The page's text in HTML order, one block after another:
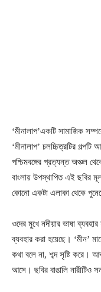
‘মীনালাপ’একটি সামাজিক
‘মীনালাপ’ চলচ্চিত্রটির গল্পটি
পশ্চিমবঙ্গের প্রত্যন্ত অঞ্চল
বাংলায় উপস্থাপিত এই ছবির মূল
কোনো একটা এলাকা থেকে
ওদের মুখে নদীয়ার ভাষা
ব্যবহার করা হয়েছে। ‘মীন’
কথা বলে না, শব্দ সৃষ্টি করে।
আসে। ছবির বাঙালি নারীটিও